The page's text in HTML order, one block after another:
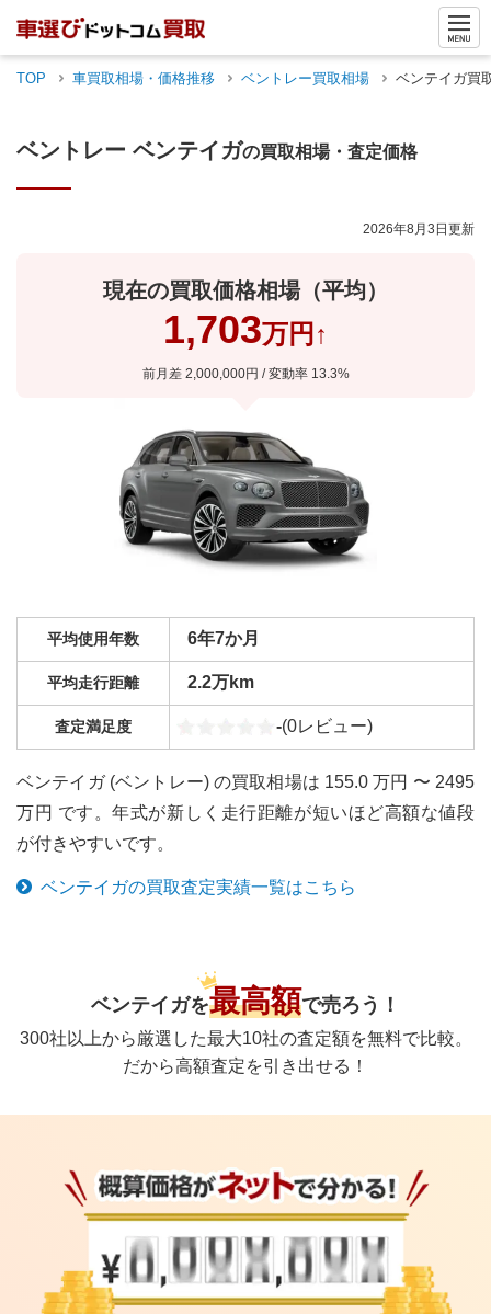
TOP 車買取相場・価格推移 ベントレー買取相場 ベンテイガ買
ベントレー ベンテイガの買取相場・査定価格
2026年8月3日 更新
現在の買取価格相場（平均）
1,703万円 ↑
前月差 2,000,000円 / 変動率 13.3%
平均使用年数 6年7か月
平均走行距離 2.2万km
査定満足度 -(0レビュー)
ベンテイガ (ベントレー) の買取相場は 155.0 万円 〜 2495
万円 です。年式が新しく走行距離が短いほど高額な値段
が付きやすいです。
ベンテイガの買取査定実績一覧はこちら
ベンテイガを最高額で売ろう！
300社以上から厳選した最大10社の査定額を無料で比較。
だから高額査定を引き出せる！